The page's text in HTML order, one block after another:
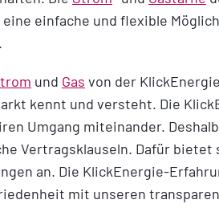
einfache und flexible
und Gas von der
kennt und versteht. Die
Umgang miteinander.
Vertragsklauseln. Dafür
an. Die KlickEnergie-
mit unseren